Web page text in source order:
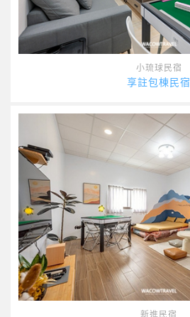
小琉球民宿
享註包棟民宿
新進民宿